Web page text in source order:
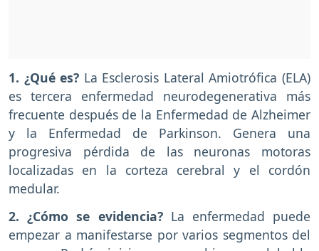
1. ¿Qué es? La Esclerosis Lateral Amiotrófica (ELA)
es tercera enfermedad neurodegenerativa más
frecuente después de la Enfermedad de Alzheimer
y la Enfermedad de Parkinson. Genera una
progresiva pérdida de las neuronas motoras
localizadas en la corteza cerebral y el cordón
medular.
2. ¿Cómo se evidencia?La enfermedad puede
empezar a manifestarse por varios segmentos del